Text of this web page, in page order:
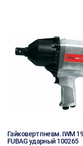
Гайковерт пневм. IWM
FUBAG ударный 100265